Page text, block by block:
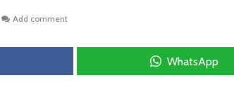
Add comment
WhatsApp